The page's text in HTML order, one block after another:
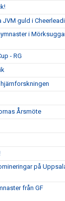
guld i
i
- RG
Årsmöte
på
från GF